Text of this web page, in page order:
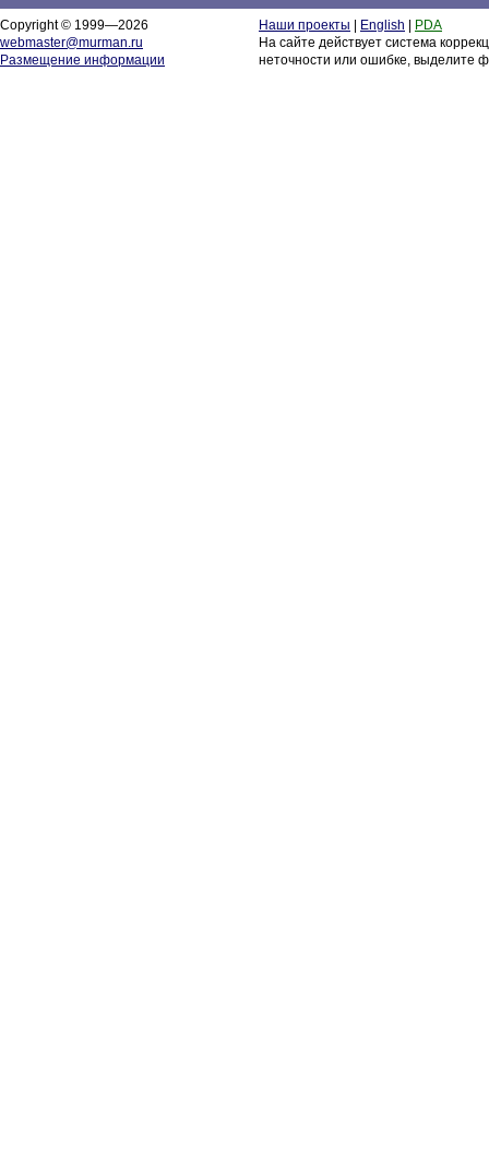
Copyright © 1999—2026
webmaster@murman.ru
Размещение информации
Наши проекты English
PDA
На сайте действует система
неточности или ошибке, выделите